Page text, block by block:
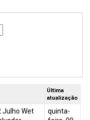
Última
atualização
Julho Wet
quinta-